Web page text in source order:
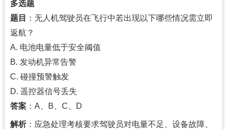
多选题
题目
‌：无人机驾驶员在飞行中若出现以下哪些情况需立即
返航？
A. 电池电量低于安全阈值
B. 发动机异常告警
C. 碰撞预警触发
D. 遥控器信号丢失
答案 ‌：A、B、C、D
解析‌：应急处理考核要求驾驶员对电量不足、设备故障、